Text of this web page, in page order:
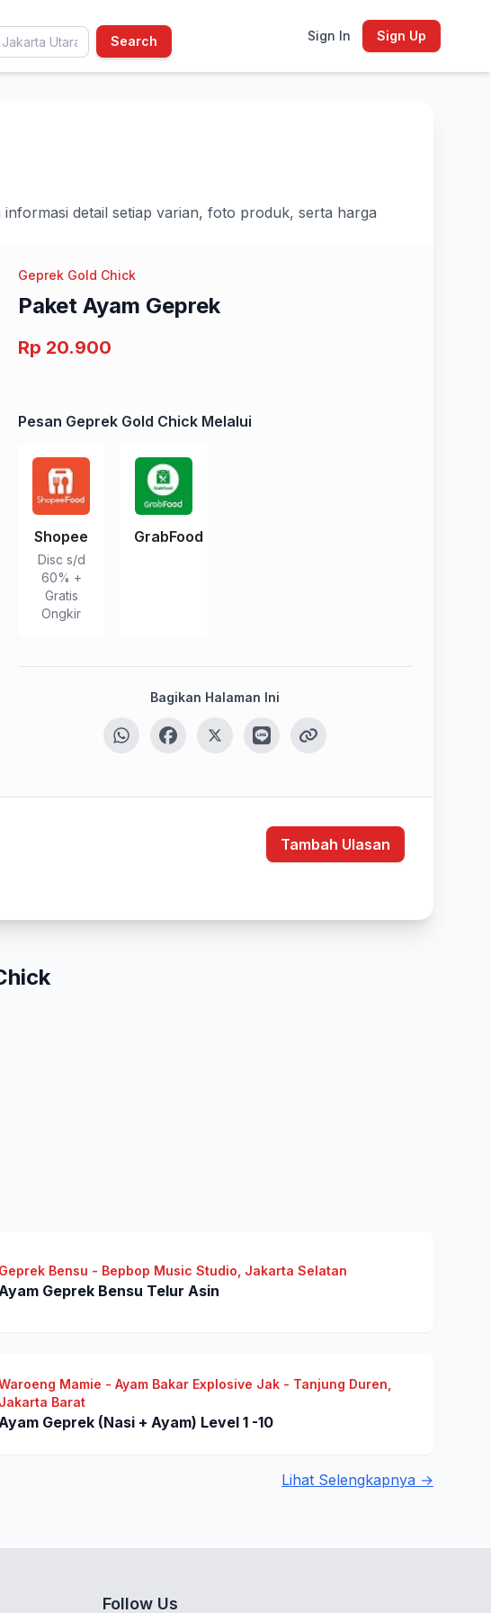
Search Sign In Sign Up
detail setiap varian, foto produk, serta harga
Geprek Gold Chick
Paket Ayam Geprek
Rp 20.900
Pesan Geprek Gold Chick Melalui
Shopee
Disc s/d
60% +
Gratis
Ongkir
GrabFood
Bagikan Halaman Ini
Tambah Ulasan
Geprek Bensu - Bepbop Music Studio, Jakarta Selatan
Geprek Bensu Telur Asin
Mamie - Ayam Bakar Explosive Jak - Tanjung Duren,
Jakarta Barat
Geprek (Nasi + Ayam) Level 1 -10
Lihat Selengkapnya →
Follow Us